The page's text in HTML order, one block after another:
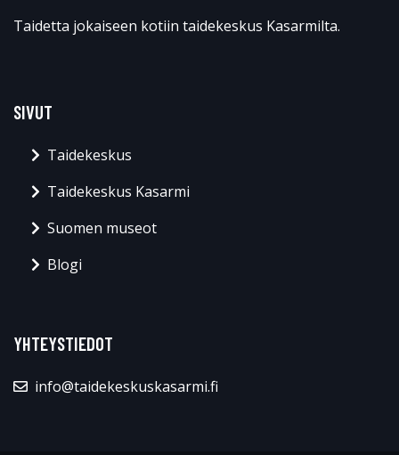
Taidetta jokaiseen kotiin taidekeskus Kasarmilta.
SIVUT
Taidekeskus
Taidekeskus Kasarmi
Suomen museot
Blogi
YHTEYSTIEDOT
info@taidekeskuskasarmi.fi